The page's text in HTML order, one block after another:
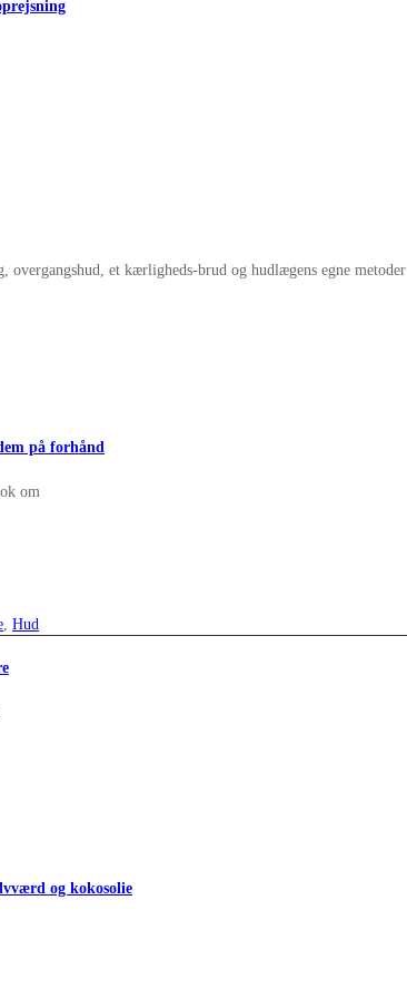
overgangshud, et kærligheds-brud og hudlægens egne metoder
på forhånd
om
Hud
og kokosolie